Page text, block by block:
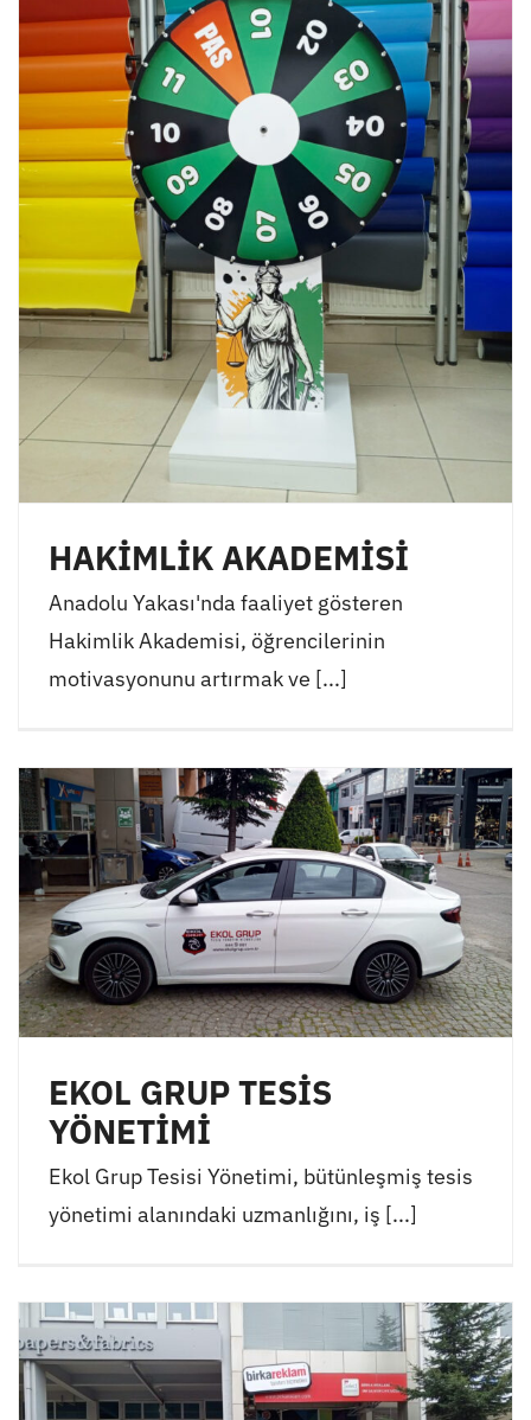
HAKİMLİK AKADEMİSİ
Anadolu Yakası'nda faaliyet gösteren
Hakimlik Akademisi, öğrencilerinin
motivasyonunu artırmak ve [...]
EKOL GRUP TESİS
YÖNETİMİ
Ekol Grup Tesisi Yönetimi, bütünleşmiş tesis
yönetimi alanındaki uzmanlığını, iş [...]